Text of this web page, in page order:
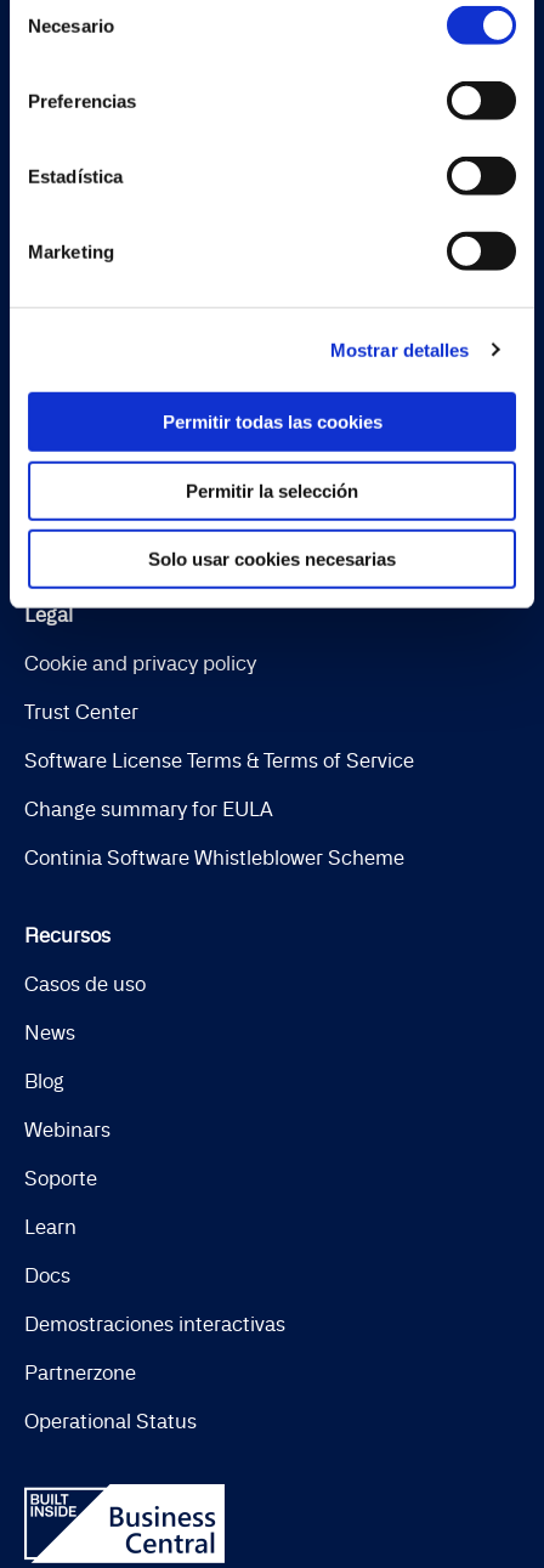
Necesario
Preferencias
Estadística
Marketing
Mostrar detalles
Permitir todas las cookies
Permitir la selección
Solo usar cookies necesarias
Conoce al equipo
Job
Document Output
Continia Banking
Legal
Cookie and privacy policy
Trust Center
Software License Terms & Terms of Service
Change summary for EULA
Continia Software Whistleblower Scheme
Recursos
Casos de uso
News
Blog
Webinars
Soporte
Learn
Docs
Demostraciones interactivas
Partnerzone
Operational Status